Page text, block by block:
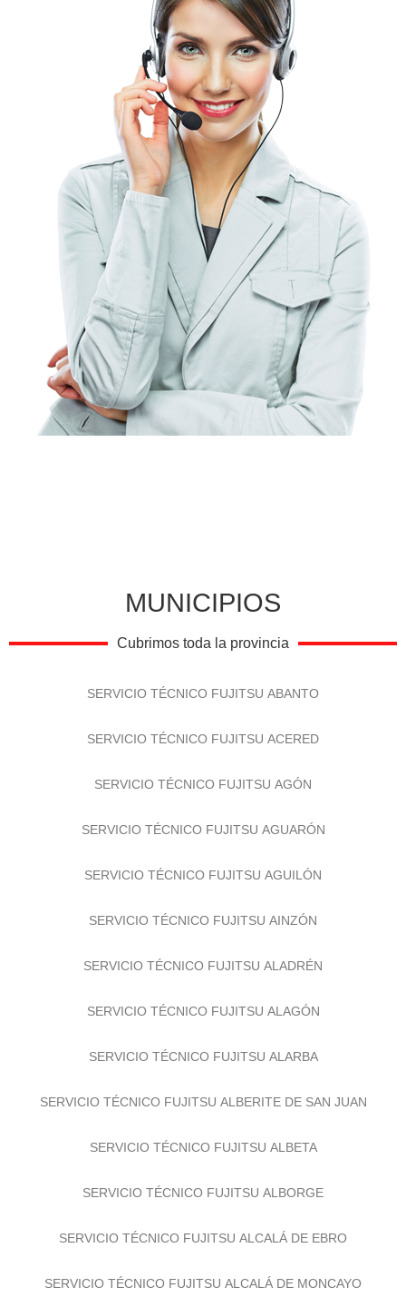
MUNICIPIOS
Cubrimos toda la provincia
SERVICIO TÉCNICO FUJITSU ABANTO
SERVICIO TÉCNICO FUJITSU ACERED
SERVICIO TÉCNICO FUJITSU AGÓN
SERVICIO TÉCNICO FUJITSU AGUARÓN
SERVICIO TÉCNICO FUJITSU AGUILÓN
SERVICIO TÉCNICO FUJITSU AINZÓN
SERVICIO TÉCNICO FUJITSU ALADRÉN
SERVICIO TÉCNICO FUJITSU ALAGÓN
SERVICIO TÉCNICO FUJITSU ALARBA
SERVICIO TÉCNICO FUJITSU ALBERITE DE SAN JUAN
SERVICIO TÉCNICO FUJITSU ALBETA
SERVICIO TÉCNICO FUJITSU ALBORGE
SERVICIO TÉCNICO FUJITSU ALCALÁ DE EBRO
SERVICIO TÉCNICO FUJITSU ALCALÁ DE MONCAYO